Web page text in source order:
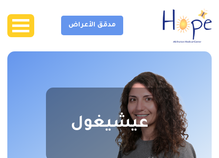
مدقق الأعراض
عيشيغول